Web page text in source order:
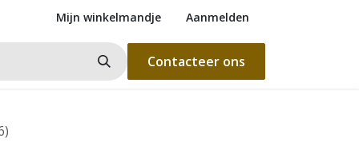
Mijn winkelmandje Aanmelden
Contacteer ons